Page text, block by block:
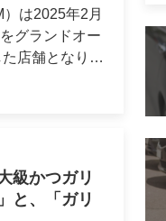
らレジャーま
届けいたしま
子様を見守り
インに仕上げ
スペースへ自
ースを目指し
スやラウンジ
目指しており
軽に、安心し
は2025年2月
グランドオー
店舗となりま
客様が安心し
りに取り組ん
級かつガリ
と、「ガリ